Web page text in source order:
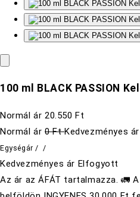
100 ml BLACK PASSION
Normál ár 20.550 Ft
Normál ár 0 FtKedvezményes ár
Egységár / /
Kedvezményes ár Elfogyott
Az ár az ÁFÁT tartalmazza. 🚛